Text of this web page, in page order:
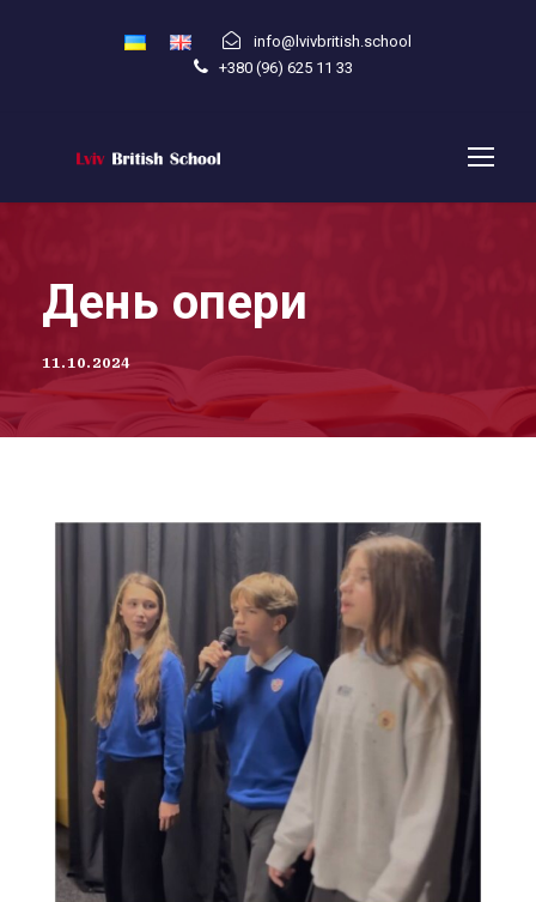
info@lvivbritish.school
+380 (96) 625 11 33
День опери
11.10.2024